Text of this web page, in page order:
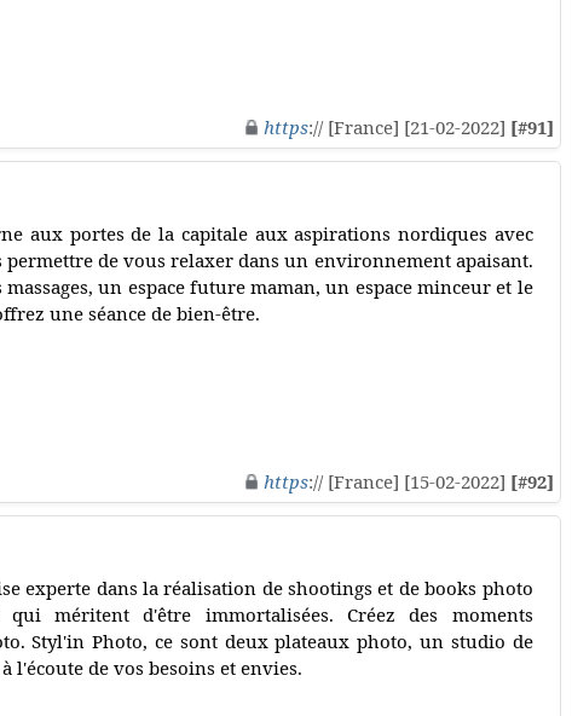
https:// [France] [21-02-2022] [#91]
aux portes de la capitale aux aspirations nordiques avec
permettre de vous relaxer dans un environnement apaisant.
un espace future maman, un espace minceur et le
une séance de bien-être.
https:// [France] [15-02-2022] [#92]
experte dans la réalisation de shootings et de books photo
méritent d'être immortalisées. Créez des moments
Styl'in Photo, ce sont deux plateaux photo, un studio de
l'écoute de vos besoins et envies.